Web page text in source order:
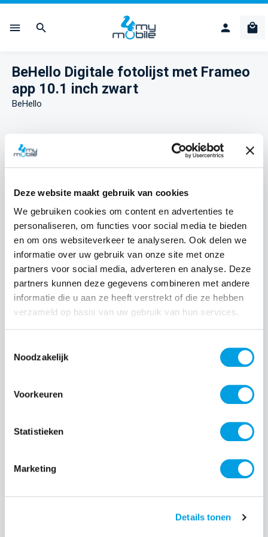
Deze website maakt gebruik van cookies
We gebruiken cookies om content en advertenties te
personaliseren, om functies voor social media te bieden
en om ons websiteverkeer te analyseren. Ook delen we
informatie over uw gebruik van onze site met onze
partners voor social media, adverteren en analyse. Deze
partners kunnen deze gegevens combineren met andere
informatie die u aan ze heeft verstrekt of die ze hebben
verzameld op basis van uw gebruik van hun services.
Noodzakelijk
Voorkeuren
Statistieken
Marketing
Details tonen
BeHello Digitale fotolijst met Frameo
app 10.1 inch zwart
BeHello
Normale prijs:
€ 79,99
Prijzen incl. BTW en excl. verzendkosten
Producthoeveelheid: Voer de gewenste
Productnummer:
BeHello